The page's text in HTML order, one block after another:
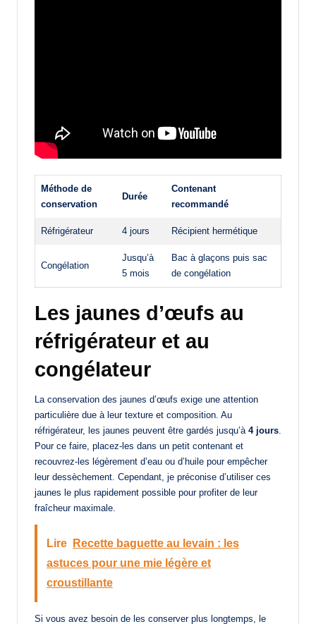
Méthode de
conservation
Durée
Contenant
recommandé
Réfrigérateur 4 jours Récipient hermétique
Congélation
Jusqu’à
5 mois
Bac à glaçons puis sac
de congélation
Les jaunes d’œufs au
réfrigérateur et au
congélateur
La conservation des jaunes d’œufs exige une attention
particulière due à leur texture et composition. Au
réfrigérateur, les jaunes peuvent être gardés jusqu’à 4 jours.
Pour ce faire, placez-les dans un petit contenant et
recouvrez-les légèrement d’eau ou d’huile pour empêcher
leur dessèchement. Cependant, je préconise d’utiliser ces
jaunes le plus rapidement possible pour profiter de leur
fraîcheur maximale.
Lire
Recette baguette au levain : les
astuces pour une mie légère et
croustillante
Si vous avez besoin de les conserver plus longtemps, le